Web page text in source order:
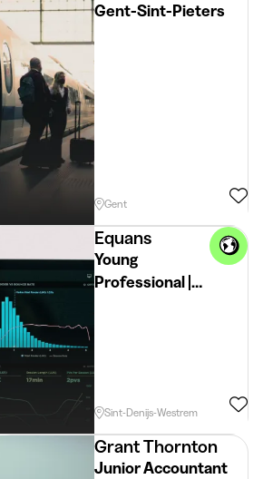
Gent-Sint-Pieters
Gent
Equans
Young
Professional |
Sint-Denijs-Westrem
Grant Thornton
Junior Accountant